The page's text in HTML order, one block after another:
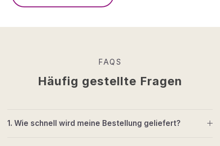
FAQS
Häufig gestellte Fragen
1. Wie schnell wird meine Bestellung geliefert?